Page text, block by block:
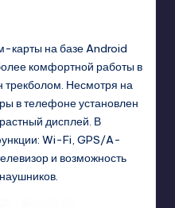
карты на базе Android
комфортной работы в
Несмотря на
в телефоне установлен
дисплей. В
Wi-Fi, GPS/A-
и возможность